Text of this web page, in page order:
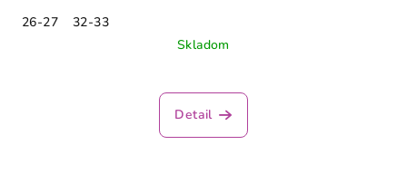
26-27
32-33
Skladom
Detail